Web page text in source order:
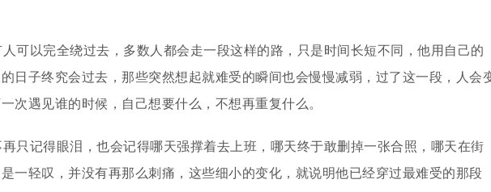
可以完全绕过去，多数人都会走一段这样的路，只是时间长短不同，他用自己的
日子终究会过去，那些突然想起就难受的瞬间也会慢慢减弱，过了这一段，人会
次遇见谁的时候，自己想要什么，不想再重复什么。
只记得眼泪，也会记得哪天强撑着去上班，哪天终于敢删掉一张合照，哪天在街
一轻叹，并没有再那么刺痛，这些细小的变化，就说明他已经穿过最难受的那段